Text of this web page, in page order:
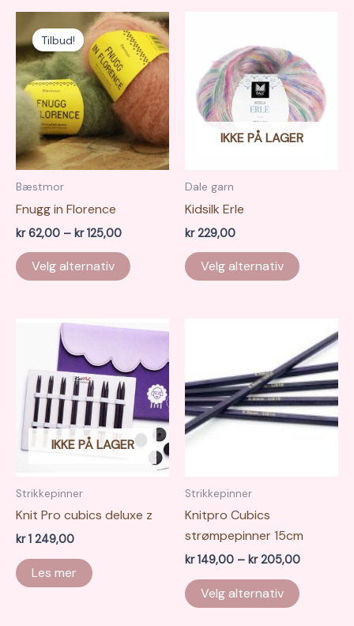
kan
velges
på
Tilbud!
Bæstmor
Fnugg in Florence
kr62,00 – kr125,00Prisområde:
til
kr 125,00
Velg alternativ
produktet
varianter.
Alternativene
kan
velges
på
produktsiden
IKKE PÅ LAGER
Dale garn
Kidsilk Erle
kr229,00
Velg alternativ
IKKE PÅ LAGER
Strikkepinner
Knit Pro cubics deluxe z
kr1 249,00
Les mer
Strikkepinner
Knitpro Cubics
strømpepinner 15cm
kr149,00 – kr205,00
Velg alternativ